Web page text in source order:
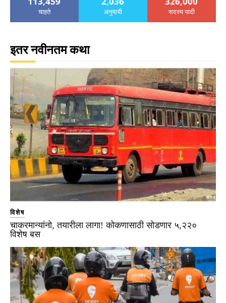
चाहते अनुयायी सदस्य यादी
इतर नवीनतम कथा
विशेष
चाकरमान्यांनो, तयारीला लागा! कोकणासाठी सोडणार ५,२२०
विशेष बस